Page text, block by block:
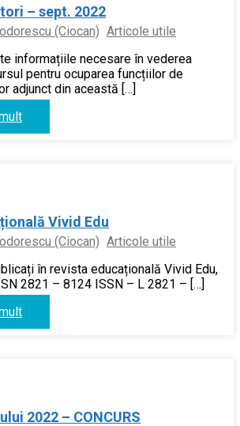
– sept. 2022
(Ciocan) Articole utile
informațiile necesare în vederea
pentru ocuparea funcțiilor de
adjunct din această […]
Vivid Edu
(Ciocan) Articole utile
în revista educațională Vivid Edu,
2821 – 8124 ISSN – L 2821 – […]
2022 – CONCURS